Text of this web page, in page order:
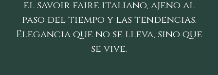
el savoir faire italiano, ajeno al
paso del tiempo y las tendencias.
Elegancia que no se lleva, sino que
se vive.